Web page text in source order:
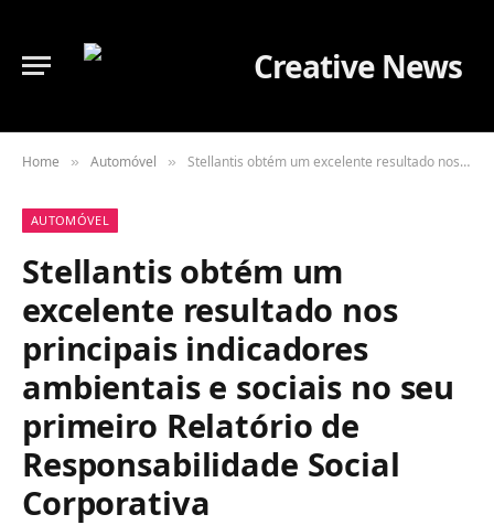
Home » Automóvel » Stellantis obtém um excelente resultado nos principais indicadores ambientais e sociais no seu primeiro Relatório de Responsabilidade Social Corporativa
AUTOMÓVEL
Stellantis obtém um
excelente resultado nos
principais indicadores
ambientais e sociais no seu
primeiro Relatório de
Responsabilidade Social
Corporativa